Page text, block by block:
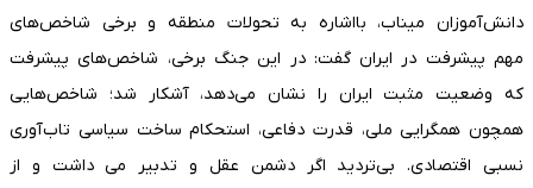
دانش‌آموزان میناب، بااشاره به تحولات منطقه و برخی شاخص‌های
مهم پیشرفت در ایران گفت: در این جنگ برخی، شاخص‌های پیشرفت
که وضعیت مثبت ایران را نشان می‌دهد، آشکار شد؛ شاخص‌هایی
همچون همگرایی ملی، قدرت دفاعی، استحکام ساخت سیاسی تاب‌آوری
نسبی اقتصادی. بی‌تردید اگر دشمن عقل و تدبیر می داشت و از